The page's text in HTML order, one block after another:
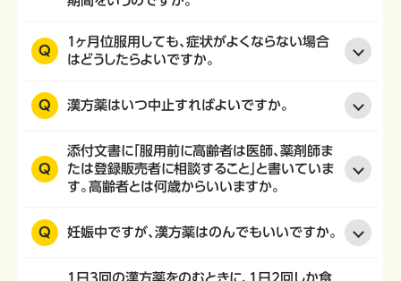
Q
1ヶ月位服用しても、症状がよくならない場合
はどうしたらよいですか。
Q 漢方薬はいつ中止すればよいですか。
Q
添付文書に「服用前に高齢者は医師、薬剤師ま
たは登録販売者に相談すること」と書いていま
す。高齢者とは何歳からいいますか。
Q 妊娠中ですが、漢方薬はのんでもいいですか。
1日3回の漢方薬をのむときに、1日2回しか食